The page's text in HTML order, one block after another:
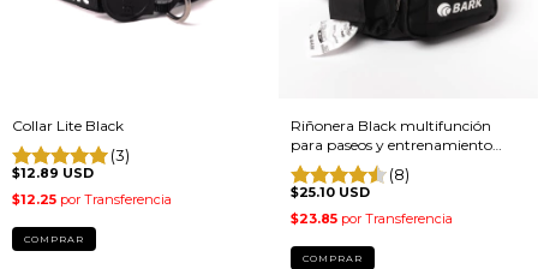
Collar Lite Black
(3)
$12.89 USD
COMPRAR
Riñonera Black multifunción
para paseos y entrenamiento
caninos
(8)
$25.10 USD